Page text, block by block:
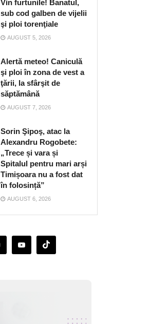
Vin furtunile! Banatul,
sub cod galben de vijelii
şi ploi torenţiale
AUGUST 5, 2026
Alertă meteo! Caniculă
şi ploi în zona de vest a
ţării, la sfârşit de
săptămână
AUGUST 7, 2026
Sorin Şipoş, atac la
Alexandru Rogobete:
„Trece și vara și
Spitalul pentru mari arși
Timișoara nu a fost dat
în folosință”
AUGUST 6, 2026